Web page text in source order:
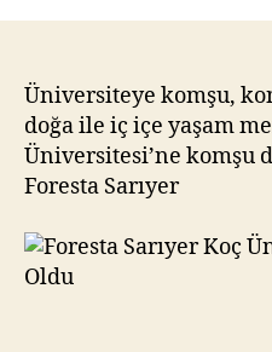
Üniversiteye komşu,
doğa ile iç içe yaşam
Üniversitesi’ne komşu
Foresta Sarıyer